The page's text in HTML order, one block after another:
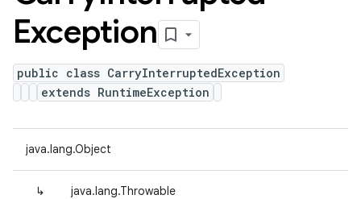
Exception
public class CarryInterruptedException
extends RuntimeException
java.lang.Object
↳ java.lang.Throwable